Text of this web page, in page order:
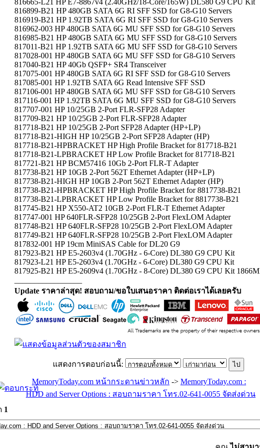
816665-L21 HP E7-8867v4 (2.40GHz/18-Core/165W) DL580 G9 CPU Kit
816899-B21 HP 480GB SATA 6G RI SFF SSD for G8-G10 Servers
816919-B21 HP 1.92TB SATA 6G RI SFF SSD for G8-G10 Servers
816962-003 HP 480GB SATA 6G MU SFF SSD for G8-G10 Servers
816985-B21 HP 480GB SATA 6G MU SFF SSD for G8-G10 Servers
817011-B21 HP 1.92TB SATA 6G MU SFF SSD for G8-G10 Servers
817028-001 HP 480GB SATA 6G MU SFF SSD for G8-G10 Servers
817040-B21 HP 40Gb QSFP+ SR4 Transceiver
817075-001 HP 480GB SATA 6G RI SFF SSD for G8-G10 Servers
817085-001 HP 1.92TB SATA 6G Read Intensive SFF SSD
817106-001 HP 480GB SATA 6G MU SFF SSD for G8-G10 Servers
817116-001 HP 1.92TB SATA 6G MU SFF SSD for G8-G10 Servers
817707-001 HP 10/25GB 2-Port FLR-SFP28 Adapter
817709-B21 HP 10/25GB 2-Port FLR-SFP28 Adapter
817718-B21 HP 10/25GB 2-Port SFP28 Adapter (HP+LP)
817718-B21-HIGH HP 10/25GB 2-Port SFP28 Adapter (HP)
817718-B21-HPBRACKET HP High Profile Bracket for 817718-B21
817718-B21-LPBRACKET HP Low Profile Bracket for 817718-B21
817721-B21 HP BCM57416 10Gb 2-Port FLR-T Adapter
817738-B21 HP 10GB 2-Port 562T Ethernet Adapter (HP+LP)
817738-B21-HIGH HP 10GB 2-Port 562T Ethernet Adapter (HP)
817738-B21-HPBRACKET HP High Profile Bracket for 8817738-B21
817738-B21-LPBRACKET HP Low Profile Bracket for 8817738-B21
817745-B21 HP X550-AT2 10GB 2-Port FLR-T Ethernet Adapter
817747-001 HP 640FLR-SFP28 10/25GB 2-Port FlexLOM Adapter
817748-B21 HP 640FLR-SFP28 10/25GB 2-Port FlexLOM Adapter
817749-B21 HP 640FLR-SFP28 10/25GB 2-Port FlexLOM Adapter
817832-001 HP 19cm MiniSAS Cable for DL20 G9
817923-B21 HP E5-2603v4 (1.70GHz - 6-Core) DL380 G9 CPU Kit
817923-L21 HP E5-2603v4 (1.70GHz - 6-Core) DL380 G9 CPU Kit
817925-B21 HP E5-2609v4 (1.70GHz - 8-Core) DL380 G9 CPU Kit
Update ราคาล่าสุด! สอบถาม/ขอใบเสนอราคา ติดต่อเราได้เลยครับ
แสดงการตอบก่อนนี้:
MemoryToday.com หน้ากระดานข่าวหลัก -> MemoryToday.com :
HDD and Server Options : สอบถามราคา โทร.02-641-0055 จัดส่งด่วน
1